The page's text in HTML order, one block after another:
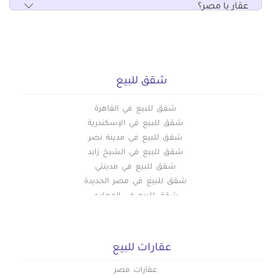
عقار يا مصر؟
شقق للبيع
شقق للبيع في القاهرة
شقق للبيع في الإسكندرية
شقق للبيع في مدينة نصر
شقق للبيع في الشيخ زايد
شقق للبيع في مدينتي
شقق للبيع في مصر الجديدة
شقق للبيع في المعادي
شقق للبيع في الرحاب
شقق للبيع في بورسعيد
عقارات للبيع
عقارات مصر